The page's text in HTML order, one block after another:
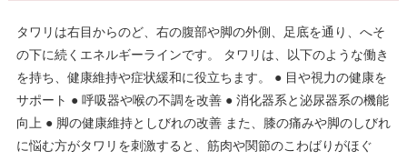
タワリは右目からのど、右の腹部や脚の外側、足底を通り、へそ
の下に続くエネルギーラインです。 タワリは、以下のような働き
を持ち、健康維持や症状緩和に役立ちます。 ● 目や視力の健康を
サポート ● 呼吸器や喉の不調を改善 ● 消化器系と泌尿器系の機能
向上 ● 脚の健康維持としびれの改善 また、膝の痛みや脚のしびれ
に悩む方がタワリを刺激すると、筋肉や関節のこわばりがほぐ